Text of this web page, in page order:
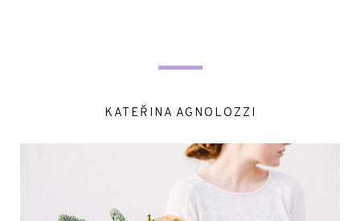
KATEŘINA AGNOLOZZI